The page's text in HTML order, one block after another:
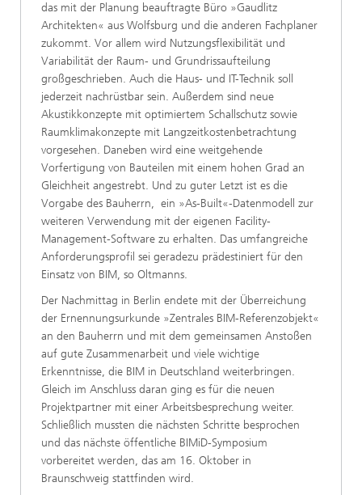
das mit der Planung beauftragte Büro »Gaudlitz
Architekten« aus Wolfsburg und die anderen Fachplaner
zukommt. Vor allem wird Nutzungsflexibilität und
Variabilität der Raum- und Grundrissaufteilung
großgeschrieben. Auch die Haus- und IT-Technik soll
jederzeit nachrüstbar sein. Außerdem sind neue
Akustikkonzepte mit optimiertem Schallschutz sowie
Raumklimakonzepte mit Langzeitkostenbetrachtung
vorgesehen. Daneben wird eine weitgehende
Vorfertigung von Bauteilen mit einem hohen Grad an
Gleichheit angestrebt. Und zu guter Letzt ist es die
Vorgabe des Bauherrn, ein »As-Built«-Datenmodell zur
weiteren Verwendung mit der eigenen Facility-
Management-Software zu erhalten. Das umfangreiche
Anforderungsprofil sei geradezu prädestiniert für den
Einsatz von BIM, so Oltmanns.
Der Nachmittag in Berlin endete mit der Überreichung
der Ernennungsurkunde »Zentrales BIM-Referenzobjekt«
an den Bauherrn und mit dem gemeinsamen Anstoßen
auf gute Zusammenarbeit und viele wichtige
Erkenntnisse, die BIM in Deutschland weiterbringen.
Gleich im Anschluss daran ging es für die neuen
Projektpartner mit einer Arbeitsbesprechung weiter.
Schließlich mussten die nächsten Schritte besprochen
und das nächste öffentliche BIMiD-Symposium
vorbereitet werden, das am 16. Oktober in
Braunschweig stattfinden wird.